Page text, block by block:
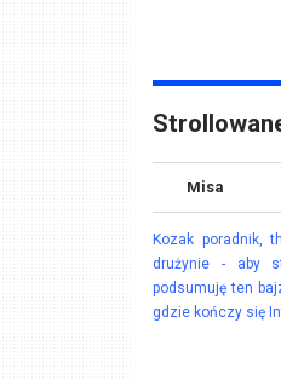
Misa
Kozak poradnik,
drużynie - aby
podsumuję ten
gdzie kończy się